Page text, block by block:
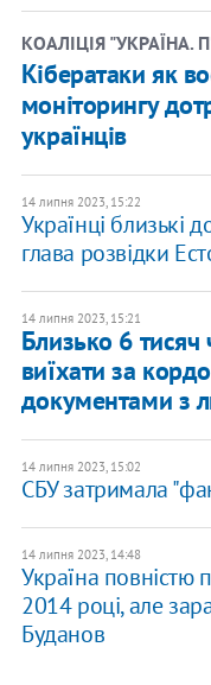
КОАЛІЦІЯ "УКРАЇНА.
Кібератаки як
моніторингу
українців
14 липня 2023, 15:22
Українці близькі
глава розвідки
14 липня 2023, 15:21
Близько 6 тисяч
виїхати за
документами з
14 липня 2023, 15:02
СБУ затримала
14 липня 2023, 14:48
Україна повністю
2014 році, але
Буданов